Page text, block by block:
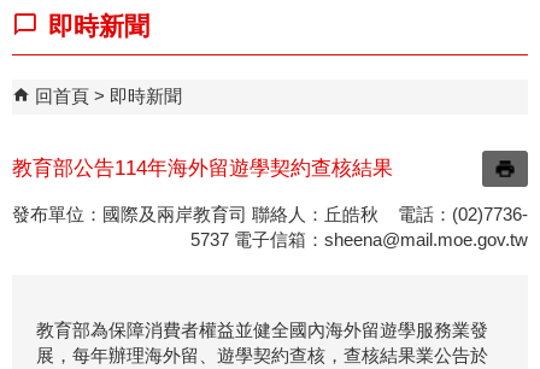
即時新聞
回首頁 即時新聞
教育部公告114年海外留遊學契約查核結果
發布單位：國際及兩岸教育司 聯絡人：丘皓秋 電話：(02)7736-
5737 電子信箱： sheena@mail.moe.gov.tw
教育部為保障消費者權益並健全國內海外留遊學服務業發
展，每年辦理海外留、遊學契約查核，查核結果業公告於